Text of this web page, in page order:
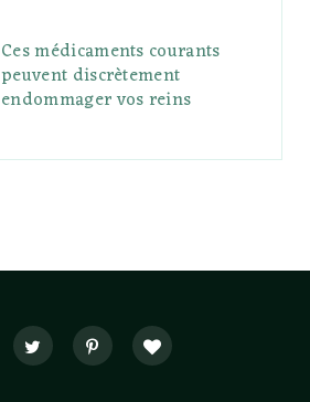
Ces médicaments courants
peuvent discrètement
endommager vos reins